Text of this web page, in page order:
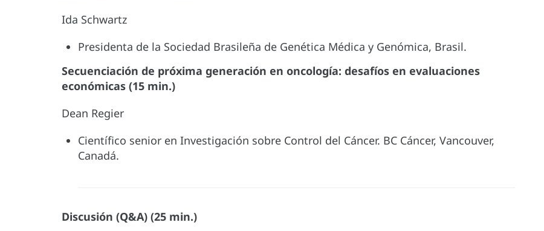
Ida Schwartz
Presidenta de la Sociedad Brasileña de Genética Médica y Genómica, Brasil.
Secuenciación de próxima generación en oncología: desafíos en evaluaciones
económicas (15 min.)
Dean Regier
Científico senior en Investigación sobre Control del Cáncer. BC Cáncer, Vancouver,
Canadá.
Discusión (Q&A) (25 min.)